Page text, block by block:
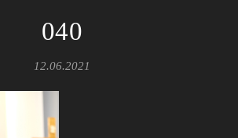
040
12.06.2021